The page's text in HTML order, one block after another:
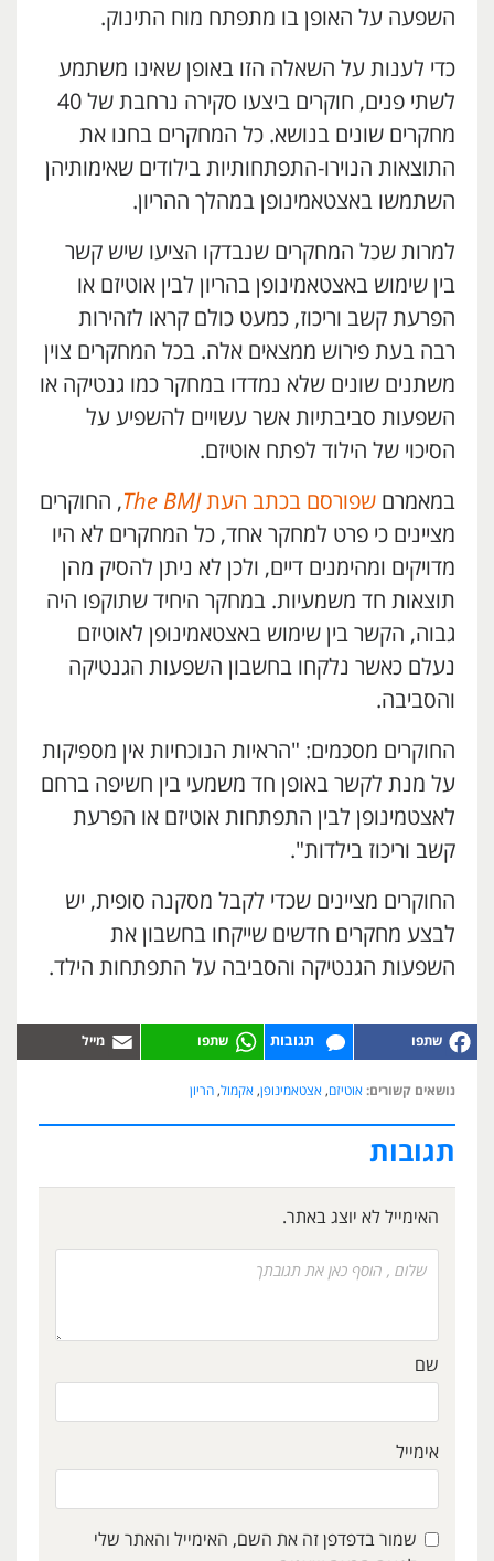
השפעה על האופן בו מתפתח מוח התינוק.
כדי לענות על השאלה הזו באופן שאינו משתמע
לשתי פנים, חוקרים ביצעו סקירה נרחבת של 40
מחקרים שונים בנושא. כל המחקרים בחנו את
התוצאות הנוירו-התפתחותיות בילודים שאימותיהן
השתמשו באצטאמינופן במהלך ההריון.
למרות שכל המחקרים שנבדקו הציעו שיש קשר
בין שימוש באצטאמינופן בהריון לבין אוטיזם או
הפרעת קשב וריכוז, כמעט כולם קראו לזהירות
רבה בעת פירוש ממצאים אלה. בכל המחקרים צוין
משתנים שונים שלא נמדדו במחקר כמו גנטיקה או
השפעות סביבתיות אשר עשויים להשפיע על
הסיכוי של הילוד לפתח אוטיזם.
במאמרם שפורסם בכתב העתThe BMJ, החוקרים
מציינים כי פרט למחקר אחד, כל המחקרים לא היו
מדויקים ומהימנים דיים, ולכן לא ניתן להסיק מהן
תוצאות חד משמעיות. במחקר היחיד שתוקפו היה
גבוה, הקשר בין שימוש באצטאמינופן לאוטיזם
נעלם כאשר נלקחו בחשבון השפעות הגנטיקה
והסביבה.
החוקרים מסכמים: "הראיות הנוכחיות אין מספיקות
על מנת לקשר באופן חד משמעי בין חשיפה ברחם
לאצטמינופן לבין התפתחות אוטיזם או הפרעת
קשב וריכוז בילדות".
החוקרים מציינים שכדי לקבל מסקנה סופית, יש
לבצע מחקרים חדשים שייקחו בחשבון את
השפעות הגנטיקה והסביבה על התפתחות הילד.
תגובות
נושאים קשורים: אוטיזם, אצטאמינופן, אקמול, הריון
תגובות
האימייל לא יוצג באתר.
שם
אימייל
שמור בדפדפן זה את השם, האימייל והאתר שלי